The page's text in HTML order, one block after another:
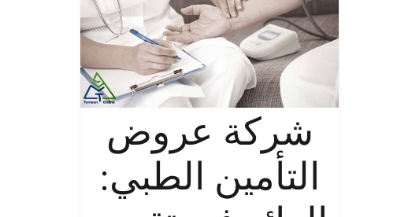
شركة عروض
التأمين الطبي: